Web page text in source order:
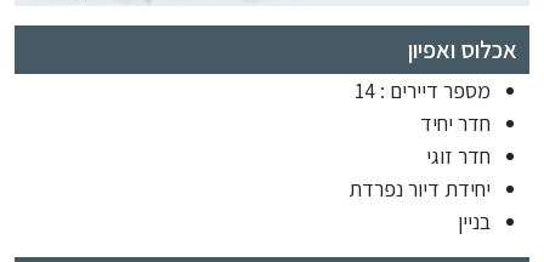
אכלוס ואפיון
מספר דיירים : 14
חדר יחיד
חדר זוגי
יחידת דיור נפרדת
בניין